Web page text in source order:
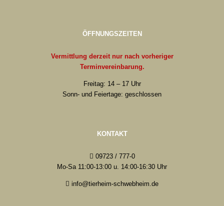
ÖFFNUNGSZEITEN
Vermittlung derzeit nur nach vorheriger
Terminvereinbarung.
Freitag: 14 – 17 Uhr
Sonn- und Feiertage: geschlossen
KONTAKT
09723 / 777-0
Mo-Sa 11:00-13:00 u. 14:00-16:30 Uhr
info@tierheim-schwebheim.de